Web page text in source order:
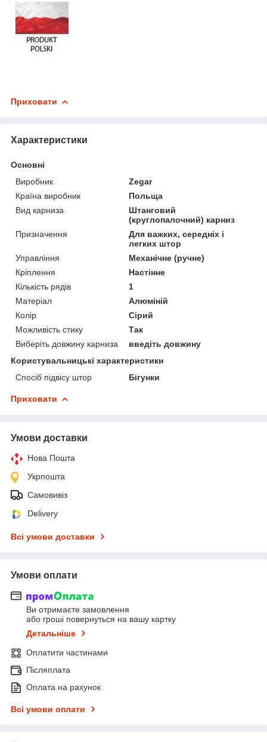
Приховати
Характеристики
Основні
Виробник
Zegar
Країна виробник
Польща
Вид карниза
Штанговий
(круглопалочний) карниз
Призначення
Для важких, середніх і
легких штор
Управління
Механічне (ручне)
Кріплення
Настінне
Кількість рядів
1
Матеріал
Алюміній
Колір
Сірий
Можливість стику
Так
Виберіть довжину карниза
введіть довжину
Користувальницькі характеристики
Спосіб підвісу штор
Бігунки
Приховати
Умови доставки
Нова Пошта
Укрпошта
Самовивіз
Delivery
Всі умови доставки
Умови оплати
Ви отримаєте замовлення
або гроші повернуться на вашу картку
Детальніше
Оплатити частинами
Післяплата
Оплата на рахунок
Всі умови оплати